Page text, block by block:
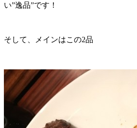
い”逸品”です！
そして、メインはこの2品